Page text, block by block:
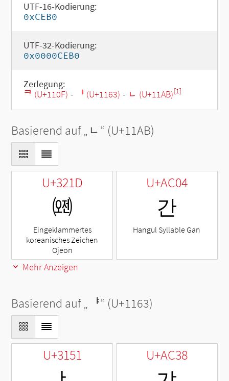
UTF-16-Kodierung:
0xCEB0
UTF-32-Kodierung:
0x0000CEB0
Zerlegung:
ᄏ (U+110F) - ᅣ (U+1163) - ᆫ (U+11AB)[1]
Basierend auf „ ᆫ“ (U+11AB)
U+321D
㈝
Eingeklammertes
koreanisches Zeichen
Ojeon
U+AC04
간
Hangul Syllable Gan
Mehr Anzeigen
Basierend auf „ ᅣ“ (U+1163)
U+3151 U+AC38